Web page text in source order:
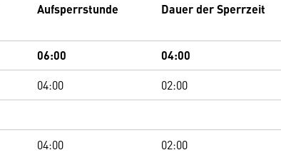
Aufsperrstunde Dauer der Sperrzeit
06:00 04:00
04:00
02:00
04:00
02:00